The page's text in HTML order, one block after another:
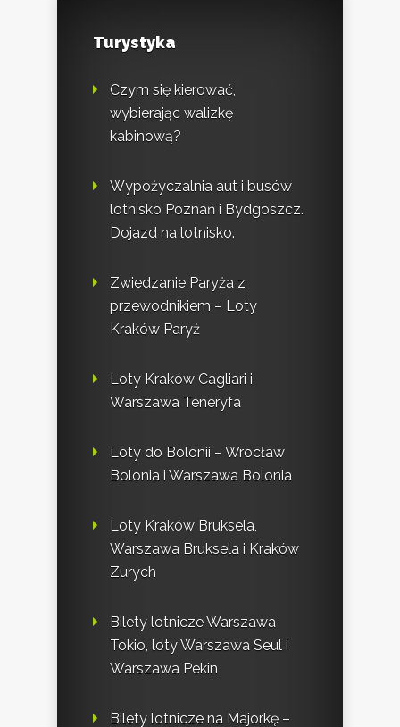
Turystyka
Czym się kierować,
wybierając walizkę
kabinową?
Wypożyczalnia aut i busów
lotnisko Poznań i Bydgoszcz.
Dojazd na lotnisko.
Zwiedzanie Paryża z
przewodnikiem – Loty
Kraków Paryż
Loty Kraków Cagliari i
Warszawa Teneryfa
Loty do Bolonii – Wrocław
Bolonia i Warszawa Bolonia
Loty Kraków Bruksela,
Warszawa Bruksela i Kraków
Zurych
Bilety lotnicze Warszawa
Tokio, loty Warszawa Seul i
Warszawa Pekin
Bilety lotnicze na Majorkę –